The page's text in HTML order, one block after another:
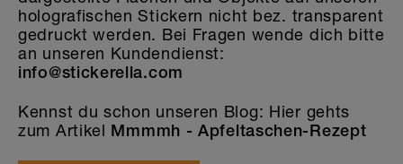
holografischen Stickern nicht bez. transparent
gedruckt werden. Bei Fragen wende dich bitte
an unseren Kundendienst:
info@stickerella.com
Kennst du schon unseren Blog: Hier gehts
zum Artikel Mmmmh - Apfeltaschen-Rezept